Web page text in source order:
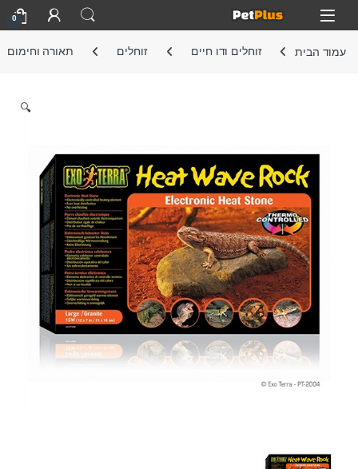
Skip to navigation
Skip to content
Open
0
עמוד הבית זוחלים ודו חיים זוחלים תאורה וחימום
🔍